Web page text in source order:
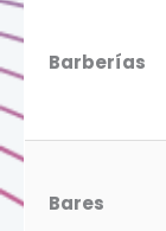
Barberías
Bares